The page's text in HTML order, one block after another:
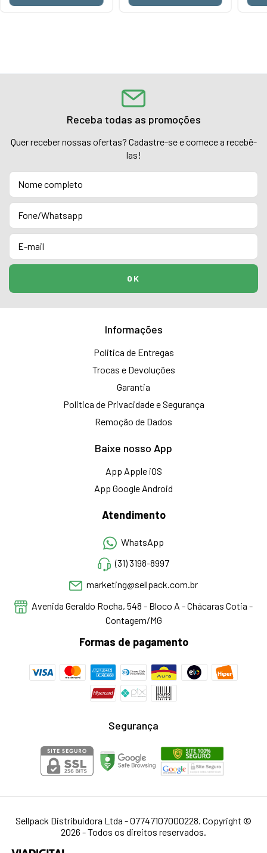
Receba todas as promoções
Quer receber nossas ofertas? Cadastre-se e comece a recebê-
las!
Informações
Politica de Entregas
Trocas e Devoluções
Garantia
Politica de Privacidade e Segurança
Remoção de Dados
Baixe nosso App
App Apple iOS
App Google Android
Atendimento
WhatsApp
(31) 3198-8997
marketing@sellpack.com.br
Avenida Geraldo Rocha, 548 - Bloco A - Chácaras Cotia -
Contagem/MG
Formas de pagamento
Segurança
Sellpack Distribuidora Ltda - 07747107000228. Copyright ©
2026 - Todos os direitos reservados.